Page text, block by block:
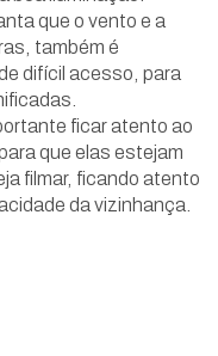
que o vento e a
também é
difícil acesso, para
ficar atento ao
que elas estejam
filmar, ficando atento
da vizinhança.